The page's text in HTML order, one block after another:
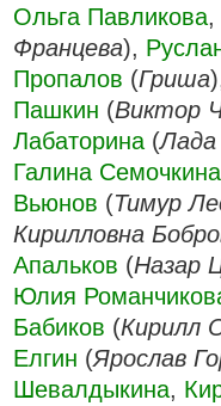
Ольга Павликова,
Францева),
Пропалов (Гриша
Пашкин (Виктор
Лабаторина (Лада
Галина Семочкина
Вьюнов (Тимур
Кирилловна
Апальков (Назар
Юлия
Бабиков (Кирилл
Елгин (Ярослав
Шевалдыкина,